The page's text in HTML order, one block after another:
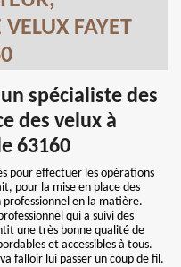
FAYET
spécialiste des
des velux à
63160
pour effectuer les opérations
pour la mise en place des
en la matière.
qui a suivi des
une très bonne qualité de
et accessibles à tous.
falloir lui passer un coup de fil.